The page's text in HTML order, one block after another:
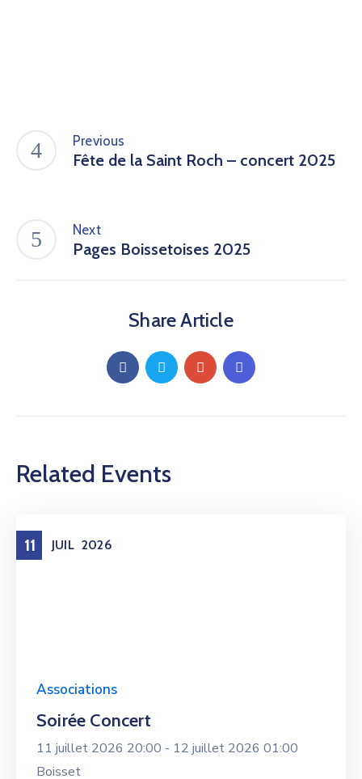
Previous
Fête de la Saint Roch – concert 2025
Next
Pages Boissetoises 2025
Share Article
Related Events
11 JUIL 2026
Associations
Soirée Concert
11 juillet 2026 20:00 - 12 juillet 2026 01:00
Boisset